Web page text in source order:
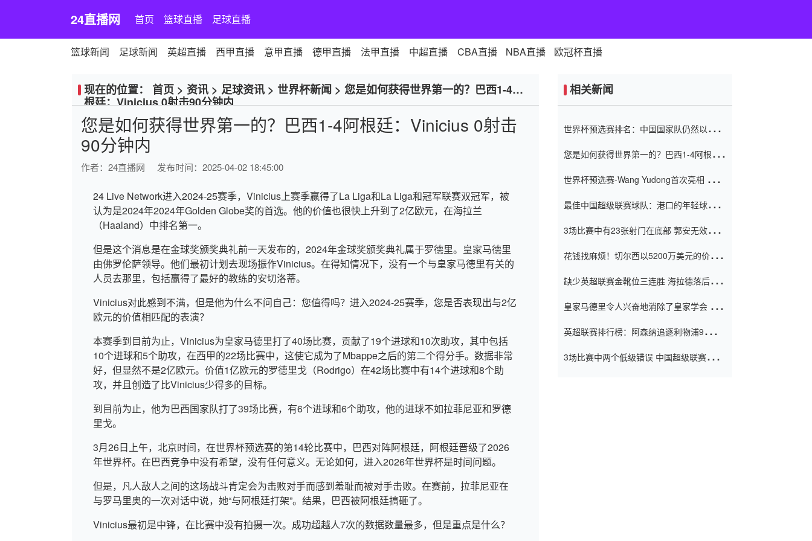
24直播网 首页 篮球直播 足球直播
篮球新闻 足球新闻 英超直播 西甲直播 意甲直播 德甲直播 法甲直播 中超直播 CBA直播 NBA直播 欧冠杯直播
现在的位置： 首页 > 资讯 > 足球资讯 > 世界杯新闻 > 您是如何获得世界第一的？巴西1-4阿
根廷：Vinicius 0射击90分钟内
您是如何获得世界第一的？巴西1-4阿根廷：Vinicius 0射击
90分钟内
作者： 24直播网 发布时间：2025-04-02 18:45:00
24 Live Network进入2024-25赛季，Vinicius上赛季赢得了La Liga和La Liga和冠军联赛双冠军，被
认为是2024年2024年Golden Globe奖的首选。他的价值也很快上升到了2亿欧元，在海拉兰
（Haaland）中排名第一。
但是这个消息是在金球奖颁奖典礼前一天发布的，2024年金球奖颁奖典礼属于罗德里。皇家马德里
由佛罗伦萨领导。他们最初计划去现场振作Vinicius。在得知情况下，没有一个与皇家马德里有关的
人员去那里，包括赢得了最好的教练的安切洛蒂。
Vinicius对此感到不满，但是他为什么不问自己：您值得吗？进入2024-25赛季，您是否表现出与2亿
欧元的价值相匹配的表演？
本赛季到目前为止，Vinicius为皇家马德里打了40场比赛，贡献了19个进球和10次助攻，其中包括
10个进球和5个助攻，在西甲的22场比赛中，这使它成为了Mbappe之后的第二个得分手。数据非常
好，但显然不是2亿欧元。价值1亿欧元的罗德里戈（Rodrigo）在42场比赛中有14个进球和8个助
攻，并且创造了比Vinicius少得多的目标。
到目前为止，他为巴西国家队打了39场比赛，有6个进球和6个助攻，他的进球不如拉菲尼亚和罗德
里戈。
3月26日上午，北京时间，在世界杯预选赛的第14轮比赛中，巴西对阵阿根廷，阿根廷晋级了2026
年世界杯。在巴西竞争中没有希望，没有任何意义。无论如何，进入2026年世界杯是时间问题。
但是，凡人敌人之间的这场战斗肯定会为击败对手而感到羞耻而被对手击败。在赛前，拉菲尼亚在
与罗马里奥的一次对话中说，她“与阿根廷打架”。结果，巴西被阿根廷搞砸了。
Vinicius最初是中锋，在比赛中没有拍摄一次。成功超越人7次的数据数量最多，但是重点是什么？
相关新闻
世界杯预选赛排名：中国国家队仍然以6分
您是如何获得世界第一的？巴西1-4阿根
世界杯预选赛-Wang Yudong首次亮相 中国
最佳中国超级联赛球队：港口的年轻球员在
（Taishan）
3场比赛中有23张射门在底部 郭安无效传球
花钱找麻烦！切尔西以5200万美元的价格
窗口
缺少英超联赛金靴位三连胜 海拉德落后6球
皇家马德里令人兴奋地消除了皇家学会 安
英超联赛排行榜：阿森纳追逐利物浦9分 曼
3场比赛中两个低级错误 中国超级联赛的前